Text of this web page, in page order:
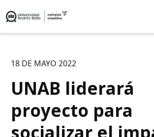
18 DE MAYO 2022
UNAB liderará
proyecto para
socializar el